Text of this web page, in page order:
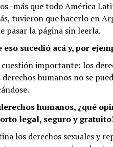
-más que todo América
tuvieron que hacerlo en
pasar la página sin leerla.
eso sucedió acá y, por
cuestión importante: los
derechos humanos no se
humanos, ¿qué
legal, seguro y
los derechos sexuales y